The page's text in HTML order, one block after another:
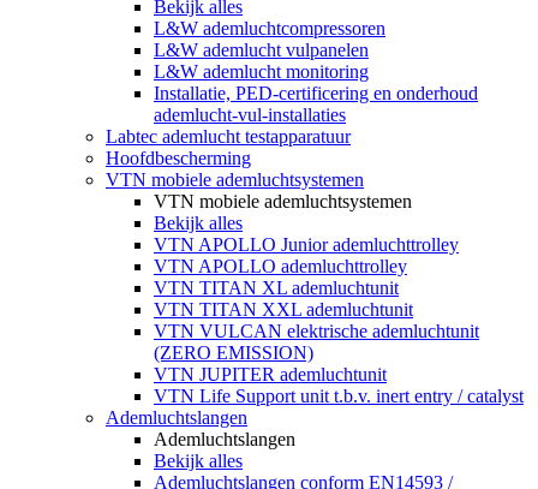
Bekijk alles
L&W ademluchtcompressoren
L&W ademlucht vulpanelen
L&W ademlucht monitoring
Installatie, PED-certificering en onderhoud
ademlucht-vul-installaties
Labtec ademlucht testapparatuur
Hoofdbescherming
VTN mobiele ademluchtsystemen
VTN mobiele ademluchtsystemen
Bekijk alles
VTN APOLLO Junior ademluchttrolley
VTN APOLLO ademluchttrolley
VTN TITAN XL ademluchtunit
VTN TITAN XXL ademluchtunit
VTN VULCAN elektrische ademluchtunit
(ZERO EMISSION)
VTN JUPITER ademluchtunit
VTN Life Support unit t.b.v. inert entry / catalyst
Ademluchtslangen
Ademluchtslangen
Bekijk alles
Ademluchtslangen conform EN14593 /